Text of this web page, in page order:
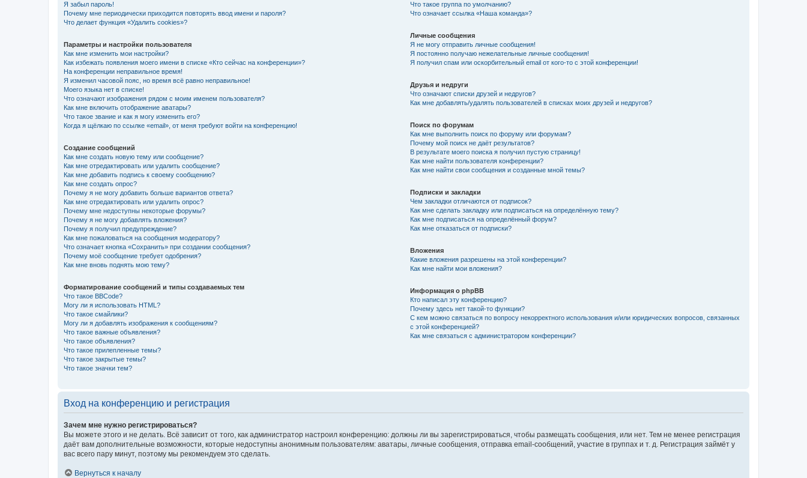
Я забыл пароль!
Почему мне периодически приходится повторять ввод имени и пароля?
Что делает функция «Удалить cookies»?
Параметры и настройки пользователя
Как мне изменить мои настройки?
Как избежать появления моего имени в списке «Кто сейчас на конференции»?
На конференции неправильное время!
Я изменил часовой пояс, но время всё равно неправильное!
Моего языка нет в списке!
Что означают изображения рядом с моим именем пользователя?
Как мне включить отображение аватары?
Что такое звание и как я могу изменить его?
Когда я щёлкаю по ссылке «email», от меня требуют войти на конференцию!
Создание сообщений
Как мне создать новую тему или сообщение?
Как мне отредактировать или удалить сообщение?
Как мне добавить подпись к своему сообщению?
Как мне создать опрос?
Почему я не могу добавить больше вариантов ответа?
Как мне отредактировать или удалить опрос?
Почему мне недоступны некоторые форумы?
Почему я не могу добавлять вложения?
Почему я получил предупреждение?
Как мне пожаловаться на сообщения модератору?
Что означает кнопка «Сохранить» при создании сообщения?
Почему моё сообщение требует одобрения?
Как мне вновь поднять мою тему?
Форматирование сообщений и типы создаваемых тем
Что такое BBCode?
Могу ли я использовать HTML?
Что такое смайлики?
Могу ли я добавлять изображения к сообщениям?
Что такое важные объявления?
Что такое объявления?
Что такое прилепленные темы?
Что такое закрытые темы?
Что такое значки тем?
Что такое группа по умолчанию?
Что означает ссылка «Наша команда»?
Личные сообщения
Я не могу отправить личные сообщения!
Я постоянно получаю нежелательные личные сообщения!
Я получил спам или оскорбительный email от кого-то с этой конференции!
Друзья и недруги
Что означают списки друзей и недругов?
Как мне добавлять/удалять пользователей в списках моих друзей и недругов?
Поиск по форумам
Как мне выполнить поиск по форуму или форумам?
Почему мой поиск не даёт результатов?
В результате моего поиска я получил пустую страницу!
Как мне найти пользователя конференции?
Как мне найти свои сообщения и созданные мной темы?
Подписки и закладки
Чем закладки отличаются от подписок?
Как мне сделать закладку или подписаться на определённую тему?
Как мне подписаться на определённый форум?
Как мне отказаться от подписки?
Вложения
Какие вложения разрешены на этой конференции?
Как мне найти мои вложения?
Информация о phpBB
Кто написал эту конференцию?
Почему здесь нет такой-то функции?
С кем можно связаться по вопросу некорректного использования и/или юридических вопросов, связанных
с этой конференцией?
Как мне связаться с администратором конференции?
Вход на конференцию и регистрация
Зачем мне нужно регистрироваться?
Вы можете этого и не делать. Всё зависит от того, как администратор настроил конференцию: должны ли вы зарегистрироваться, чтобы размещать сообщения, или нет. Тем не менее регистрация
даёт вам дополнительные возможности, которые недоступны анонимным пользователям: аватары, личные сообщения, отправка email-сообщений, участие в группах и т. д. Регистрация займёт у
вас всего пару минут, поэтому мы рекомендуем это сделать.
Вернуться к началу